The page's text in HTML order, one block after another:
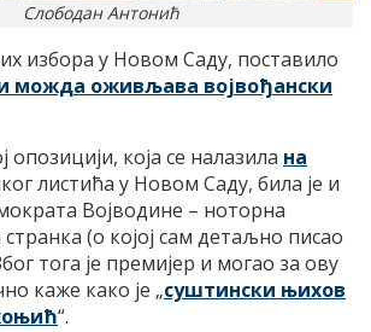
Слободан Антонић
избора у Новом Саду, поставило
можда оживљава војвођански
опозицији, која се налазила на
листића у Новом Саду, била је и
Војводине – ноторна
(о којој сам детаљно писао
тога је премијер и могао за ову
каже како је „суштински њихов
“.